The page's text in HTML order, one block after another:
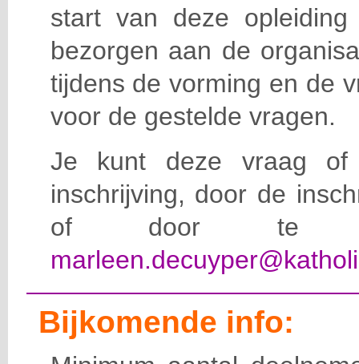
start van deze
bezorgen aan de
tijdens de vorming en de
voor de gestelde vragen.
Je kunt deze vraag of
inschrijving, door de
of door te e-
Bijkomende info: